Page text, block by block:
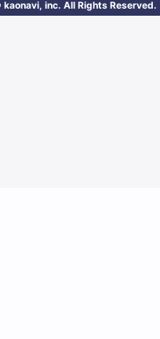
kaonavi, inc. All Rights Reserved.